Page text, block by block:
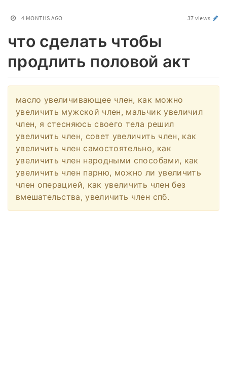
4 MONTHS AGO 37 views
что сделать чтобы
продлить половой акт
масло увеличивающее член, как можно
увеличить мужской член, мальчик увеличил
член, я стесняюсь своего тела решил
увеличить член, совет увеличить член, как
увеличить член самостоятельно, как
увеличить член народными способами, как
увеличить член парню, можно ли увеличить
член операцией, как увеличить член без
вмешательства, увеличить член спб.